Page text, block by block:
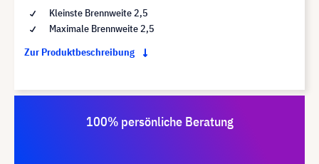
Kleinste Brennweite 2,5
Maximale Brennweite 2,5
Zur Produktbeschreibung
100% persönliche Beratung